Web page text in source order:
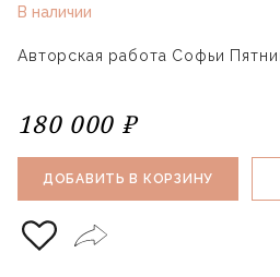
В наличии
Авторская работа Софьи
180 000 ₽
ДОБАВИТЬ В КОРЗИНУ